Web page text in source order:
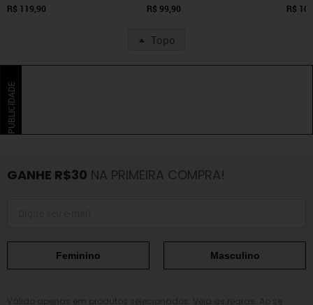
Confortável Verniz Preto
R$ 119,90
Confortável Tachas Off
R$ 99,90
R$
Topo
PUBLICIDADE
GANHE R$30 NA PRIMEIRA COMPRA!
Feminino Masculino